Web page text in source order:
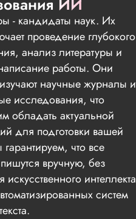
- кандидаты наук. Их
проведение глубокого
анализ литературы и
работы. Они
научные журналы и
исследования, что
обладать актуальной
для подготовки вашей
что все
вручную, без
интеллекта
систем